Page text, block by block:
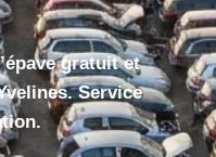
gratuit et
Service